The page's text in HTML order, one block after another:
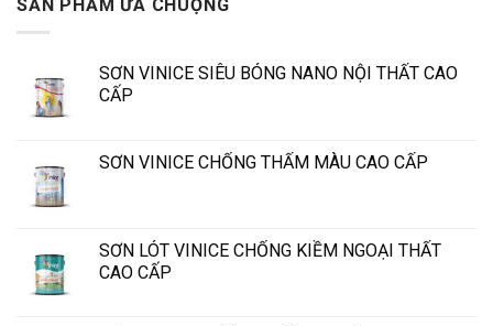
SẢN PHẨM ƯA CHUỘNG
SƠN VINICE SIÊU BÓNG NANO NỘI THẤT CAO
CẤP
SƠN VINICE CHỐNG THẤM MÀU CAO CẤP
SƠN LÓT VINICE CHỐNG KIỀM NGOẠI THẤT
CAO CẤP